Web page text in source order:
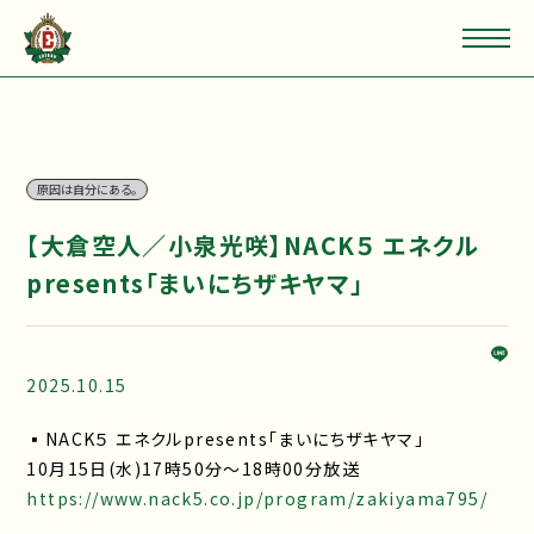
原因は自分にある。
【大倉空人／小泉光咲】NACK５ エネクル
presents「まいにちザキヤマ」
2025.10.15
▪NACK５ エネクルpresents「まいにちザキヤマ」
10月15日(水)17時50分～18時00分放送
https://www.nack5.co.jp/program/zakiyama795/